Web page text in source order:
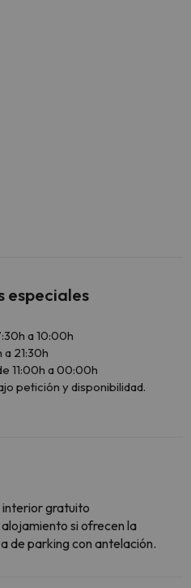
especiales
a 10:00h
a 21:30h
11:00h a 00:00h
petición y disponibilidad.
gratuito
si ofrecen la
de parking con antelación.